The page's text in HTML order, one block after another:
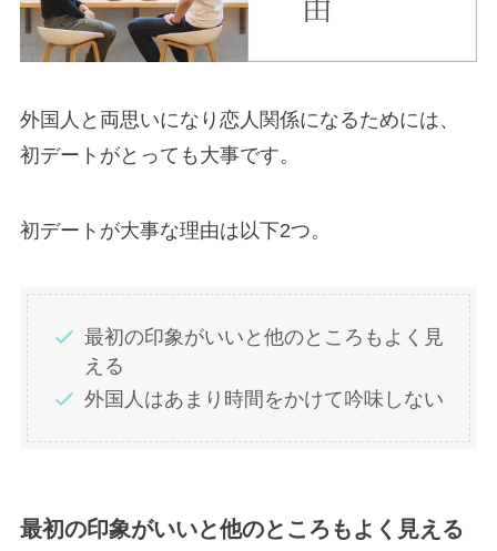
外国人と両思いになり恋人関係になるためには、
初デートがとっても大事です。
初デートが大事な理由は以下2つ。
最初の印象がいいと他のところもよく見
える
外国人はあまり時間をかけて吟味しない
最初の印象がいいと他のところもよく見える